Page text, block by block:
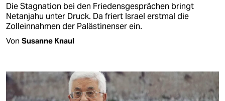
Die Stagnation bei den Friedensgesprächen bringt
Netanjahu unter Druck. Da friert Israel erstmal die
Zolleinnahmen der Palästinenser ein.
Von Susanne Knaul